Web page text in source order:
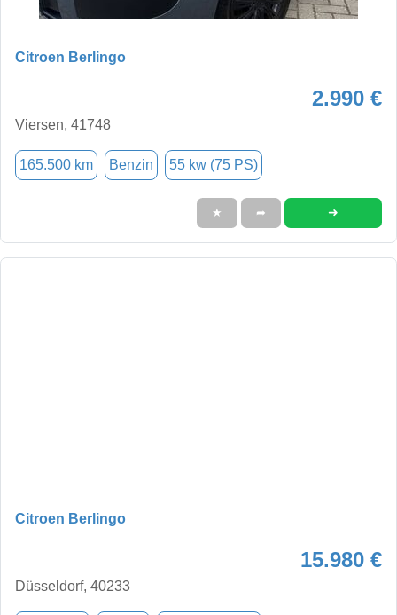
Citroen Berlingo
2.990 €
Viersen, 41748
165.500 km Benzin 55 kw (75 PS)
★ ➦ ➜
Citroen Berlingo
15.980 €
Düsseldorf, 40233